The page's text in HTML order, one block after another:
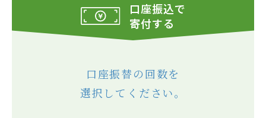
口座振込で
寄付する
口座振替の回数を
選択してください。